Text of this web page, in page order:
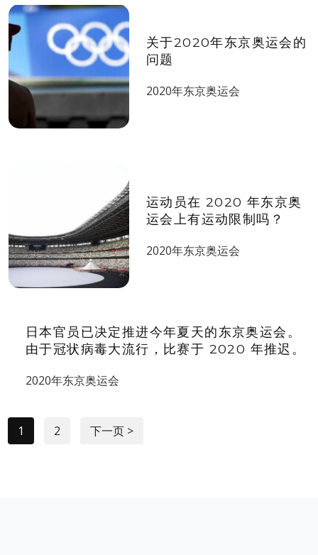
关于2020年东京奥运会的
问题
2020年东京奥运会
运动员在 2020 年东京奥
运会上有运动限制吗？
2020年东京奥运会
日本官员已决定推进今年夏天的东京奥运会。
由于冠状病毒大流行，比赛于 2020 年推迟。
2020年东京奥运会
1 2 下一页 >